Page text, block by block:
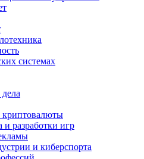
системах
криптовалюты
и разработки игр
и киберспорта